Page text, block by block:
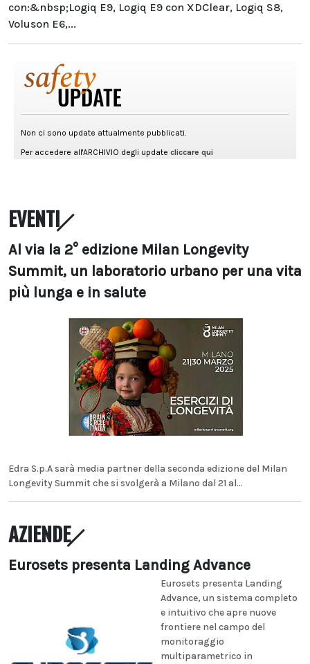
con:&nbsp;Logiq E9, Logiq E9 con XDClear, Logiq S8,
Voluson E6,...
EVENTI
Al via la 2° edizione Milan Longevity
Summit, un laboratorio urbano per una vita
più lunga e in salute
Edra S.p.A sarà media partner della seconda edizione del Milan
Longevity Summit che si svolgerà a Milano dal 21 al...
AZIENDE
Eurosets presenta Landing Advance
Eurosets presenta Landing
Advance, un sistema completo
e intuitivo che apre nuove
frontiere nel campo del
monitoraggio
multiparametrico in